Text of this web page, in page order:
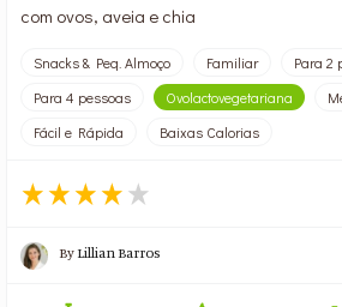
com ovos, aveia e chia
Snacks & Peq. Almoço Familiar
Para 2
Para 4 pessoas
Ovolactovegetariana
Fácil e Rápida
Baixas Calorias
By Lillian Barros